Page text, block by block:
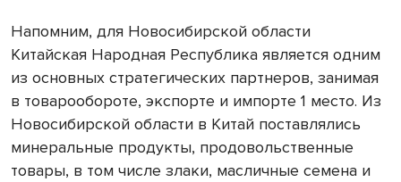
Напомним, для Новосибирской области
Китайская Народная Республика является одним
из основных стратегических партнеров, занимая
в товарообороте, экспорте и импорте 1 место. Из
Новосибирской области в Китай поставлялись
минеральные продукты, продовольственные
товары, в том числе злаки, масличные семена и